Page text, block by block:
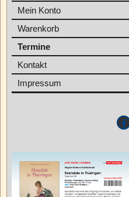
Mein Konto
Warenkorb
Termine
Kontakt
Impressum